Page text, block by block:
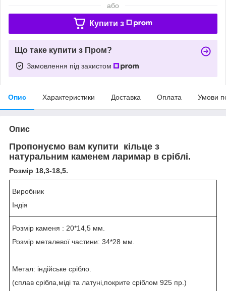
або
Купити з
Що таке купити з Пром?
Замовлення під захистом
Опис Характеристики Доставка Оплата Умови
Опис
Пропонуємо вам купити кільце з
натуральним каменем ларимар в сріблі.
Розмір 18,3-18,5.
Виробник
Індія
Розмір каменя : 20*14,5 мм.
Розмір металевої частини: 34*28 мм.
Метал: індійське срібло.
(сплав срібла,міді та латуні,покрите сріблом 925 пр.)